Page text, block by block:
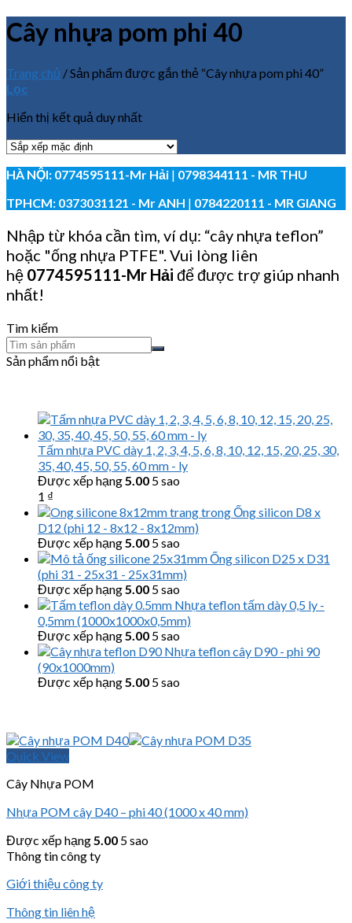
Cây nhựa pom phi 40
Trang chủ /Sản phẩm được gắn thẻ “Cây nhựa pom phi 40”
Lọc
Hiển thị kết quả duy nhất
HÀ NỘI: 0774595111-Mr Hải | 0798344111 - MR THU
TPHCM: 0373031121 - Mr ANH | 0784220111 - MR GIANG
Nhập từ khóa cần tìm, ví dụ: “cây nhựa teflon”
hoặc "ống nhựa PTFE". Vui lòng liên
hệ 0774595111-Mr Hải để được trợ giúp nhanh
nhất!
Tìm kiếm
Sản phẩm nổi bật
Tấm nhựa PVC dày 1, 2, 3, 4, 5, 6, 8, 10, 12, 15, 20, 25, 30,
35, 40, 45, 50, 55, 60 mm - ly
Được xếp hạng5.00 5 sao
1 ₫
Ống silicon D8 x
D12 (phi 12 - 8x12 - 8x12mm)
Được xếp hạng5.00 5 sao
Ống silicon D25 x D31
(phi 31 - 25x31 - 25x31mm)
Được xếp hạng5.00 5 sao
Nhựa teflon tấm dày 0,5 ly -
0,5mm (1000x1000x0,5mm)
Được xếp hạng5.00 5 sao
Nhựa teflon cây D90 - phi 90
(90x1000mm)
Được xếp hạng5.00 5 sao
Quick View
Cây Nhựa POM
Nhựa POM cây D40 – phi 40 (1000 x 40 mm)
Được xếp hạng5.00 5 sao
Thông tin công ty
Giới thiệu công ty
Thông tin liên hệ